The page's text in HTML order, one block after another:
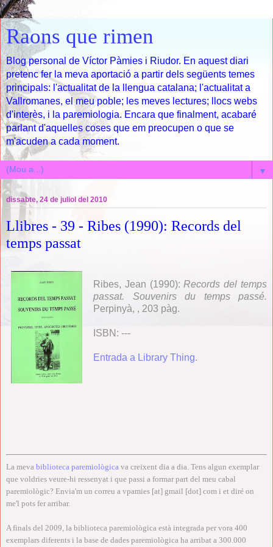
Raons que rimen
Blog personal de Víctor Pàmies i Riudor. En aquest diari
pretenc fer la meva aportació a partir dels següents temes
principals: l'actualitat de la llengua catalana; l'actualitat a
Vallromanes, el meu poble; les meves lectures; llocs webs
d'interès, i la paremiologia. Encara que finalment, acabaré
parlant d'aquelles coses que em preocupen o que se
m'acuden a cada moment.
▼
dissabte, 24 de juliol del 2010
Llibres - 39 - Ribes (1990): Records del
temps passat
Ribes, Jean (1990):Records del temps
passat. Souvenirs du temps passé.
Perpinyà, , 203 pàg.
ISBN: ---
Entrada a Library Thing.
La meva biblioteca paremiològica va creixent dia a dia. Tens algun exemplar
que voldries veure-hi ressenyat i que passi a formar part del meu cabal
paremiològic? Envia'm un correu a vpamies [at] gmail [dot] com i et diré on
me'l pots fer arribar.
A finals del 2009, la biblioteca paremiològica està integrada per vora 400
exemplars diferents i la base de dades paremiològica ha arribat a 300.000